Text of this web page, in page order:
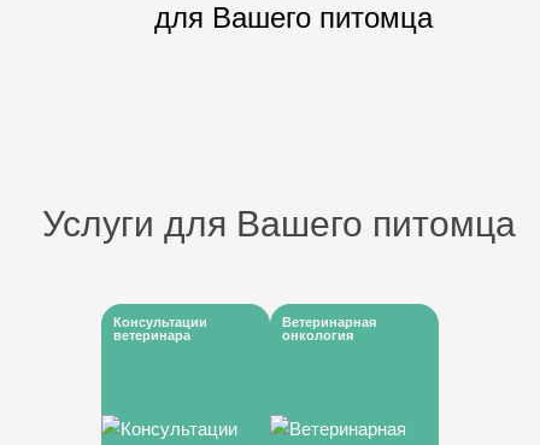
для Вашего питомца
Услуги для Вашего питомца
Консультации
ветеринара
Ветеринарная
онкология